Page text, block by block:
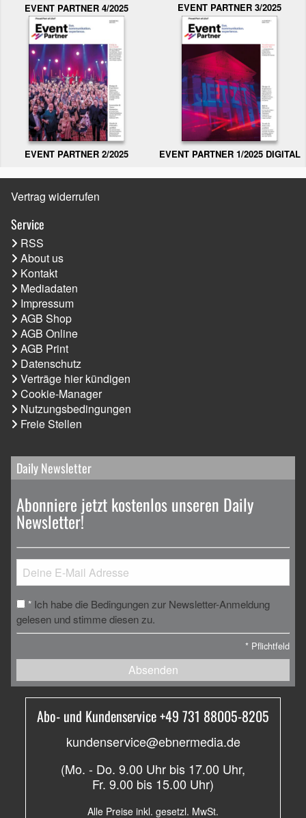
EVENT PARTNER 4/2025 EVENT PARTNER 3/2025
EVENT PARTNER 2/2025 EVENT PARTNER 1/2025 DIGITAL
Vertrag widerrufen
Service
RSS
About us
Kontakt
Mediadaten
Impressum
AGB Shop
AGB Online
AGB Print
Datenschutz
Verträge hier kündigen
Cookie-Manager
Nutzungsbedingungen
Freie Stellen
Daily Newsletter
Abonniere jetzt kostenlos unseren Daily
Newsletter!
* Ich habe die Bedingungen zur Newsletter-Anmeldung
gelesen und stimme diesen zu.
* Pflichtfeld
Absenden
Abo- und Kundenservice +49 731 88005-8205
kundenservice@ebnermedia.de
(Mo. - Do. 9.00 Uhr bis 17.00 Uhr,
Fr. 9.00 bis 15.00 Uhr)
Alle Preise inkl. gesetzl. MwSt.